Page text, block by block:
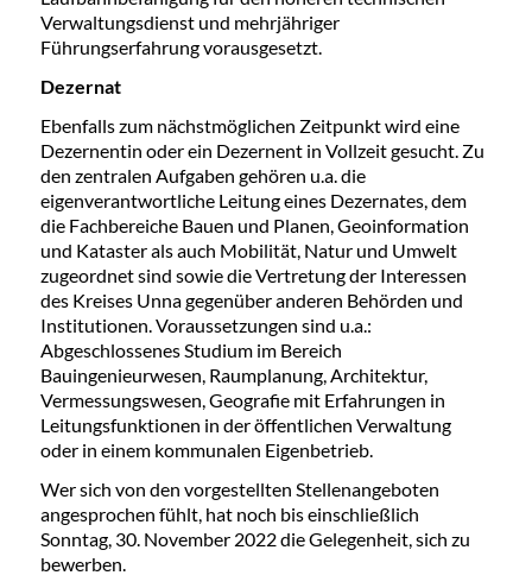
Verwaltungsdienst und mehrjähriger
Führungserfahrung vorausgesetzt.
Dezernat
Ebenfalls zum nächstmöglichen Zeitpunkt wird eine
Dezernentin oder ein Dezernent in Vollzeit gesucht. Zu
den zentralen Aufgaben gehören u.a. die
eigenverantwortliche Leitung eines Dezernates, dem
die Fachbereiche Bauen und Planen, Geoinformation
und Kataster als auch Mobilität, Natur und Umwelt
zugeordnet sind sowie die Vertretung der Interessen
des Kreises Unna gegenüber anderen Behörden und
Institutionen. Voraussetzungen sind u.a.:
Abgeschlossenes Studium im Bereich
Bauingenieurwesen, Raumplanung, Architektur,
Vermessungswesen, Geografie mit Erfahrungen in
Leitungsfunktionen in der öffentlichen Verwaltung
oder in einem kommunalen Eigenbetrieb.
Wer sich von den vorgestellten Stellenangeboten
angesprochen fühlt, hat noch bis einschließlich
Sonntag, 30. November 2022 die Gelegenheit, sich zu
bewerben.